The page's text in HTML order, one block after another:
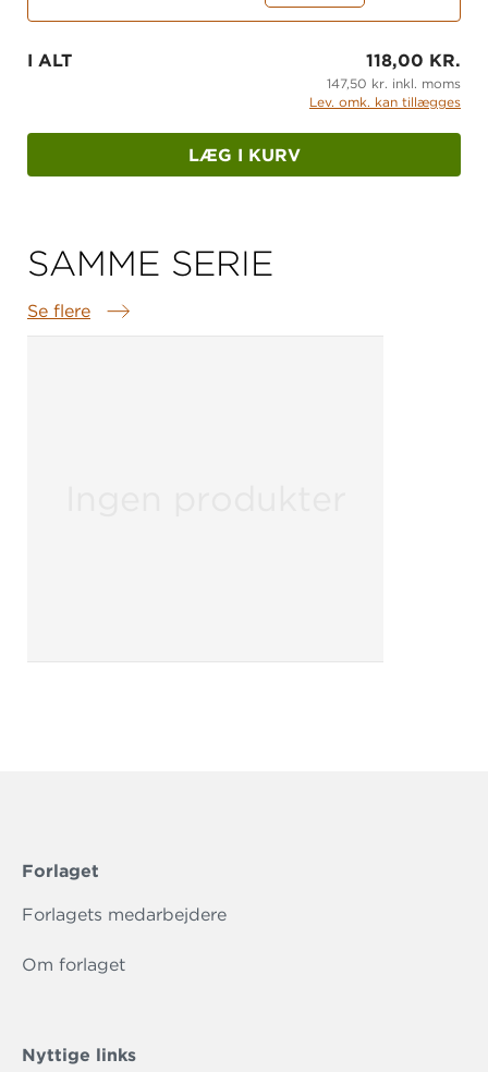
I ALT 118,00 KR.
147,50 kr. inkl. moms
Lev. omk. kan tillægges
LÆG I KURV
SAMME SERIE
Se flere
Samme serie
Forlaget
Forlagets medarbejdere
Om forlaget
Nyttige links